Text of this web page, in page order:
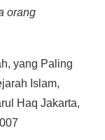
orang
yang Paling
Islam,
Haq Jakarta,